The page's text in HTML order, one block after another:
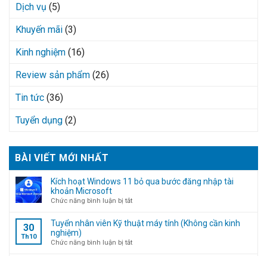
Dịch vụ (5)
Khuyến mãi (3)
Kinh nghiệm (16)
Review sản phẩm (26)
Tin tức (36)
Tuyển dụng (2)
BÀI VIẾT MỚI NHẤT
Kích hoạt Windows 11 bỏ qua bước đăng nhập tài
khoản Microsoft
Chức năng bình luận bị tắtở
hoạt
Windows
11
30
Th10
Tuyển nhân viên Kỹ thuật máy tính (Không cần kinh
nghiệm)
Chức năng bình luận bị tắtở